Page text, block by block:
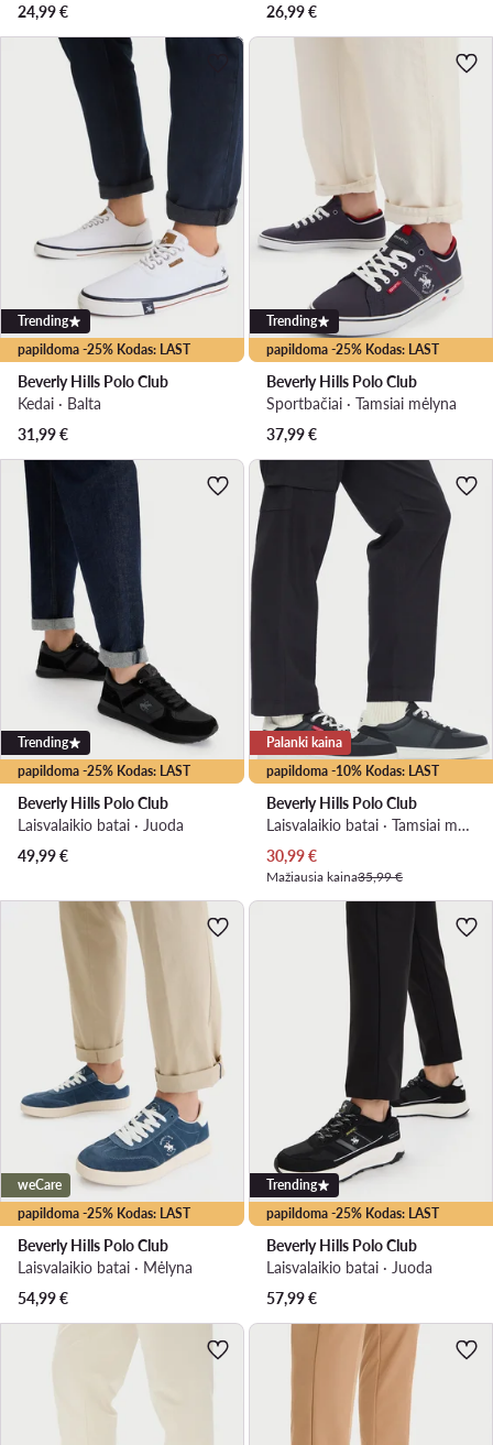
24,99€
26,99€
papildoma -25% Kodas: LAST
Trending
Beverly Hills Polo Club
Kedai · Balta
31,99€
papildoma -25% Kodas: LAST
Trending
Beverly Hills Polo Club
Sportbačiai · Tamsiai mėlyna
37,99€
papildoma -25% Kodas: LAST
Trending
Beverly Hills Polo Club
Laisvalaikio batai · Juoda
49,99€
papildoma -10% Kodas: LAST
Palanki kaina
Beverly Hills Polo Club
Laisvalaikio batai · Tamsiai mėlyna
Dabartinė kaina
30,99€
Mažiausia kaina35,99 €
papildoma -25% Kodas: LAST
weCare
Beverly Hills Polo Club
Laisvalaikio batai · Mėlyna
54,99€
papildoma -25% Kodas: LAST
Trending
Beverly Hills Polo Club
Laisvalaikio batai · Juoda
57,99€